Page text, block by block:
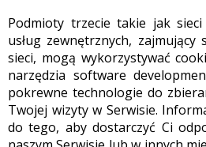
Podmioty trzecie takie jak
usług zewnętrznych,
sieci, mogą wykorzystywać
narzędzia software
pokrewne technologie do
Twojej wizyty w Serwisie.
do tego, aby dostarczyć Ci